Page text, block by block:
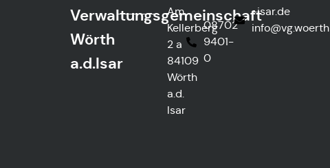
Verwaltungsgemeinschaft
Wörth
a.d.Isar
Am
Kellerberg
2 a
84109
Wörth
a.d.
Isar
08702
9401-
0
ed.rasi-
htreow.gv
@ofni